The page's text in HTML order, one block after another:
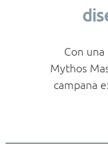
Con
Mythos
campana